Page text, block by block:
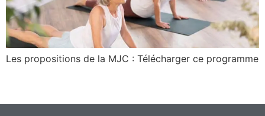
Les propositions de la MJC : Télécharger ce programme